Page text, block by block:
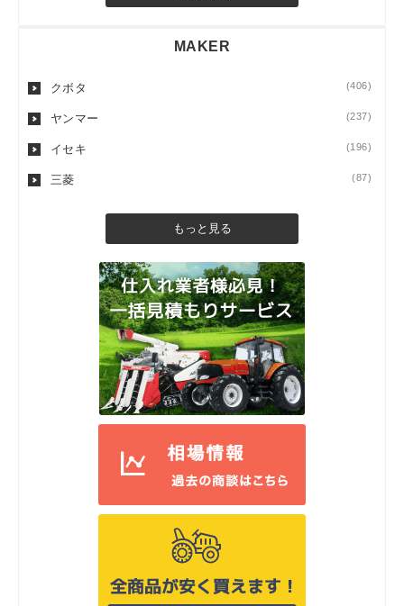
MAKER
クボタ (406)
ヤンマー (237)
イセキ (196)
三菱 (87)
もっと見る